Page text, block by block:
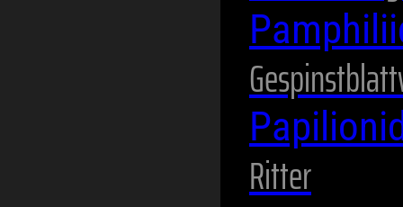
Ritter